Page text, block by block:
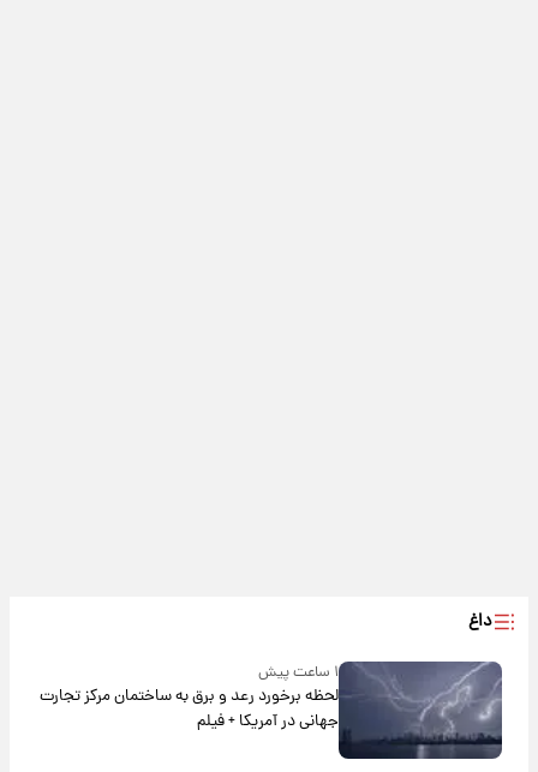
داغ
۱ ساعت پیش
لحظه برخورد رعد و برق به ساختمان مرکز تجارت
جهانی در آمریکا + فیلم